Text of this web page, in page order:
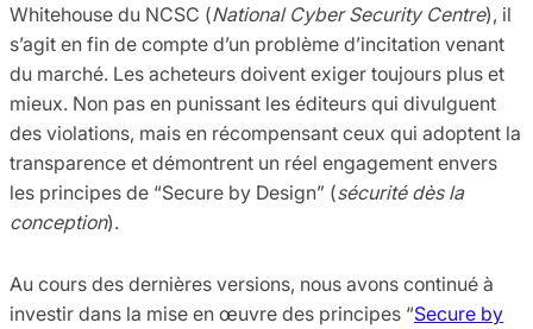
Whitehouse du NCSC (National Cyber Security Centre), il
s’agit en fin de compte d’un problème d’incitation venant
du marché. Les acheteurs doivent exiger toujours plus et
mieux. Non pas en punissant les éditeurs qui divulguent
des violations, mais en récompensant ceux qui adoptent la
transparence et démontrent un réel engagement envers
les principes de “Secure by Design” (sécurité dès la
conception).
Au cours des dernières versions, nous avons continué à
investir dans la mise en œuvre des principes “Secure by